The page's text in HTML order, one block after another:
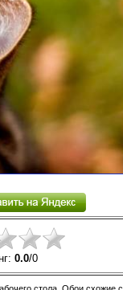
0.0/0